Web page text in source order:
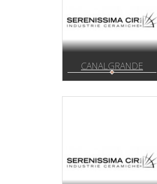
CANALGRANDE